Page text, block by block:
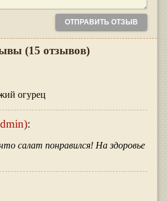
(15 отзывов)
огурец
:
салат понравился! На здоровье